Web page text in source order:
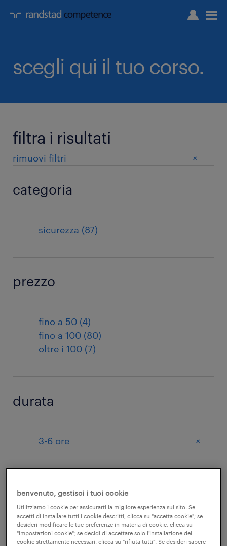
scegli qui il tuo corso.
filtra i risultati
rimuovi filtri +
categoria
sicurezza (87)
prezzo
fino a 50 (4)
fino a 100 (80)
oltre i 100 (7)
durata
3-6 ore +
alimentare - corso base di
formazione - 3 ore
42,70 euro
benvenuto, gestisci i tuoi cookie
Utilizziamo i cookie per assicurarti la migliore esperienza sul sito. Se
accetti di installare tutti i cookie descritti, clicca su "accetta cookie"; se
desideri modificare le tue preferenze in materia di cookie, clicca su
"impostazioni cookie"; se decidi di accettare solo l'installazione dei
cookie strettamente necessari, clicca su "rifiuta tutti". Se desideri sapere